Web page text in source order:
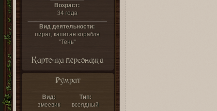
Возраст:
34 года
Вид деятельности:
пират, капитан корабля
"Тень"
Карточка персонажа
Румрат
Вид:
змеевик
Тип:
всеядный